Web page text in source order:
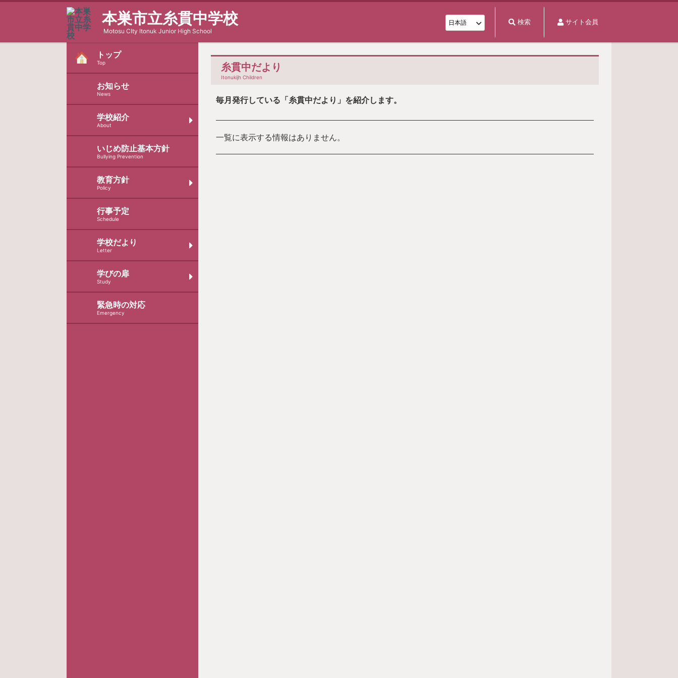
本巣市立糸貫中学校
Motosu CIty Itonuk Junior High School
検索 サイト会員
トップ
Top
お知らせ
News
学校紹介
About
いじめ防止基本方針
Bullying Prevention
教育方針
Policy
行事予定
Schedule
学校だより
Letter
学びの扉
Study
緊急時の対応
Emergency
糸貫中だより
Itonukijh Children
毎月発行している「糸貫中だより」を紹介します。
一覧に表示する情報はありません。